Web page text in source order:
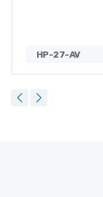
HP-27-AV